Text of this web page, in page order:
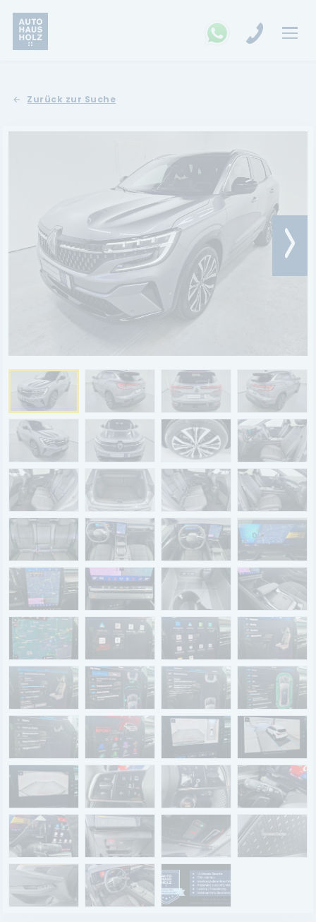
Ford
Land Rover
Renault
Dacia
SERVICE
Aktionsfahrzeuge
AutoAbo
Gewerbekunden
Probefahrt
Mietwagen
Ankauf
WERKSTATTTERMIN
Teile & Zubehör
Renault Service
Dacia Service
UNTERNEHMEN
Standort Landau
Standort Neustadt
Qualitätsversprechen
Tankstelle
Karriere
KONTAKT
Zurück zur Suche